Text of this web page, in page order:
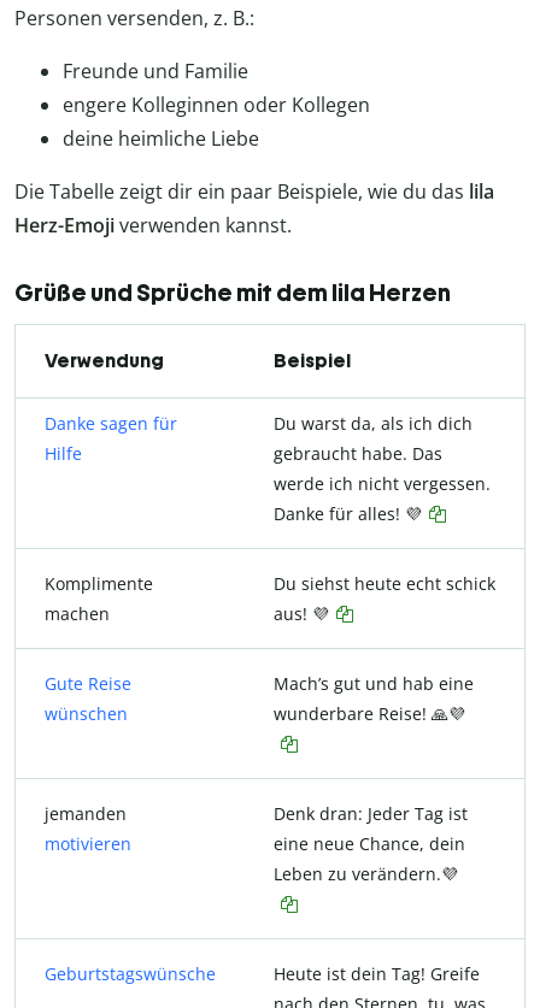
Personen versenden, z. B.:
Freunde und Familie
engere Kolleginnen oder Kollegen
deine heimliche Liebe
Die Tabelle zeigt dir ein paar Beispiele, wie du das lila
Herz-Emojiverwenden kannst.
Grüße und Sprüche mit dem lila Herzen
Verwendung Beispiel
Danke sagen für
Hilfe
Du warst da, als ich dich
gebraucht habe. Das
werde ich nicht vergessen.
Danke für alles! 💜
Komplimente
machen
Du siehst heute echt schick
aus! 💜
Gute Reise
wünschen
Mach’s gut und hab eine
wunderbare Reise! 🙏💜
jemanden
motivieren
Denk dran: Jeder Tag ist
eine neue Chance, dein
Leben zu verändern.💜
Geburtstagswünsche
Heute ist dein Tag! Greife